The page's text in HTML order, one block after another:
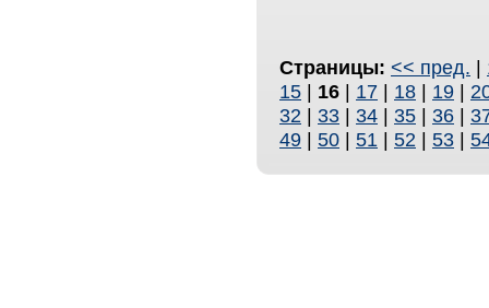
Страницы: << пред. |
15 | 16 | 17 | 18 | 19 |
32 | 33 | 34 | 35 | 36 |
49 | 50 | 51 | 52 | 53 |